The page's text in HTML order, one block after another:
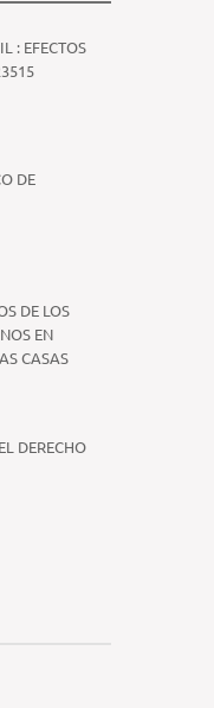
: EFECTOS
DE
DE LOS
EN
CASAS
DERECHO